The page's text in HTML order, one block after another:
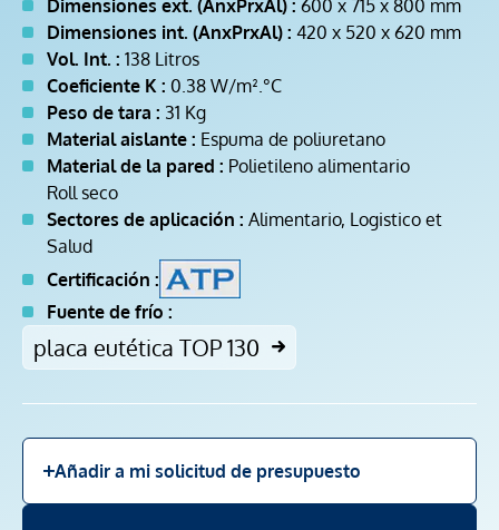
Dimensiones ext. (AnxPrxAl) : 600 x 715 x 800 mm
Dimensiones int. (AnxPrxAl) : 420 x 520 x 620 mm
Vol. Int. : 138 Litros
Coeficiente K : 0.38 W/m².°C
Peso de tara : 31 Kg
Material aislante : Espuma de poliuretano
Material de la pared : Polietileno alimentario
Roll seco
Sectores de aplicación : Alimentario, Logistico et
Salud
Certificación :
Fuente de frío :
placa eutética TOP 130
Añadir a mi solicitud de presupuesto